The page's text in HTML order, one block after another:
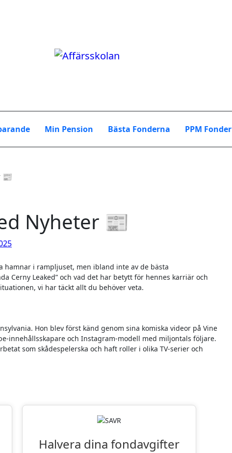
Min Pension Bästa Fonderna PPM Fonder
📰
Nyheter 📰
Cerny Leaked” och vad det har betytt för hennes karriär och
vi har täckt allt du behöver veta.
Hon blev först känd genom sina komiska videor på Vine
innehållsskapare och Instagram-modell med miljontals följare.
som skådespelerska och haft roller i olika TV-serier och
Halvera dina fondavgifter